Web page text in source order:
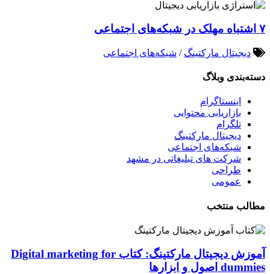
۷ اشتباه مهلک در شبکه‌های اجتماعی
دیجیتال مارکتینگ / شبکه‌های اجتماعی
دسته‌بندی وبلاگ
اینستاگرام
بازاریابی محتوایی
تلگرام
دیجیتال مارکتینگ
شبکه‌های اجتماعی
شرکت های تبلیغاتی در مشهد
طراحی
عمومی
مطالب منتخب
آموزش دیجیتال مارکتینگ: کتاب Digital marketing for
dummies اصول و ابزارها